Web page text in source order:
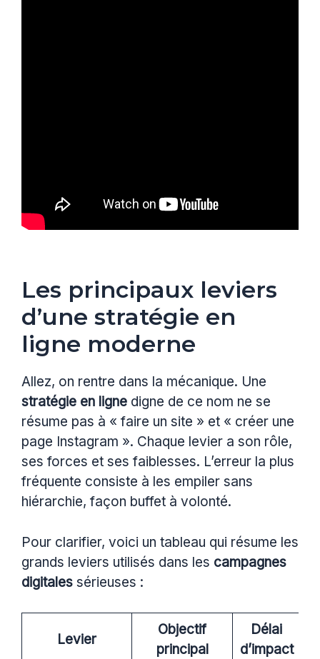
Les principaux leviers
d’une stratégie en
ligne moderne
Allez, on rentre dans la mécanique. Une
stratégie en ligne digne de ce nom ne se
résume pas à « faire un site » et « créer une
page Instagram ». Chaque levier a son rôle,
ses forces et ses faiblesses. L’erreur la plus
fréquente consiste à les empiler sans
hiérarchie, façon buffet à volonté.
Pour clarifier, voici un tableau qui résume les
grands leviers utilisés dans les campagnes
digitales sérieuses :
Levier
Objectif
principal
Délai
d’impact